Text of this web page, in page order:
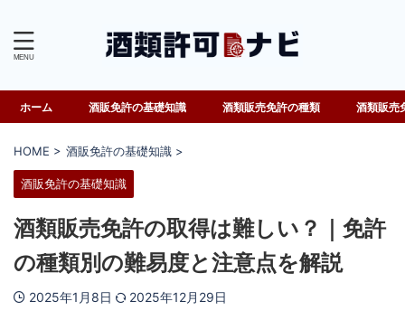
ホーム 酒販免許の基礎知識 酒類販売免許の種類 酒類販売
HOME > 酒販免許の基礎知識 >
酒販免許の基礎知識
酒類販売免許の取得は難しい？｜免許
の種類別の難易度と注意点を解説
2025年1月8日 2025年12月29日